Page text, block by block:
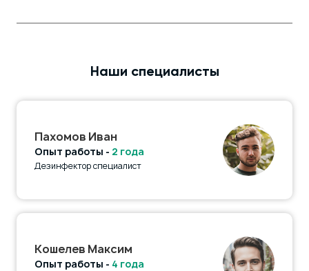
Наши специалисты
Пахомов Иван
Опыт работы - 2 года
Дезинфектор специалист
Кошелев Максим
Опыт работы - 4 года